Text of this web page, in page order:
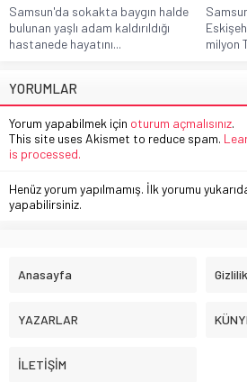
Samsun'da sokakta baygın halde
bulunan yaşlı adam kaldırıldığı
hastanede hayatını...
milyon
YORUMLAR
Yorum yapabilmek için oturum açmalısınız.
This site uses Akismet to reduce spam.
is processed.
Henüz yorum yapılmamış. İlk yorumu
yapabilirsiniz.
Anasayfa
YAZARLAR
İLETİŞİM